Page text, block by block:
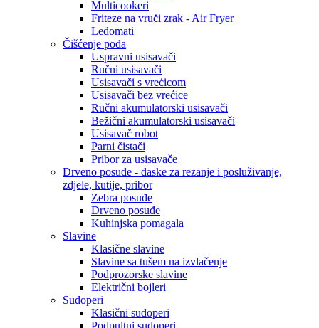
Multicookeri
Friteze na vruči zrak - Air Fryer
Ledomati
Čišćenje poda
Uspravni usisavači
Ručni usisavači
Usisavači s vrećicom
Usisavači bez vrećice
Ručni akumulatorski usisavači
Bežični akumulatorski usisavači
Usisavač robot
Parni čistači
Pribor za usisavače
Drveno posuđe - daske za rezanje i posluživanje,
zdjele, kutije, pribor
Zebra posuđe
Drveno posuđe
Kuhinjska pomagala
Slavine
Klasične slavine
Slavine sa tušem na izvlačenje
Podprozorske slavine
Električni bojleri
Sudoperi
Klasični sudoperi
Podpultni sudoperi